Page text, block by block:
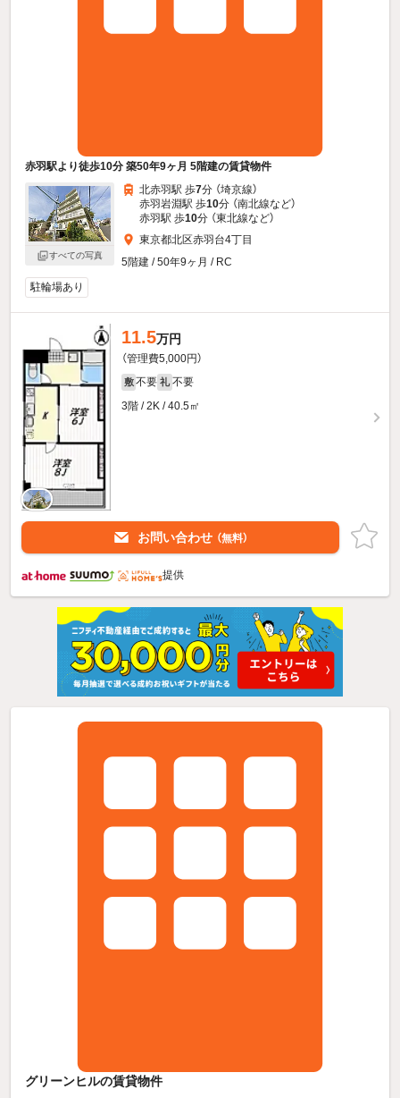
赤羽駅より徒歩10分 築50年9ヶ月 5階建の賃貸物件
すべての写真
北赤羽駅 歩7分 （埼京線）
赤羽岩淵駅 歩10分 （南北線など）
赤羽駅 歩10分 （東北線など）
東京都北区赤羽台4丁目
5階建 / 50年9ヶ月 / RC
駐輪場あり
11.5万円
（管理費5,000円）
敷 不要 礼 不要
3階 / 2K / 40.5㎡
お問い合わせ （無料）
提供
グリーンヒルの賃貸物件